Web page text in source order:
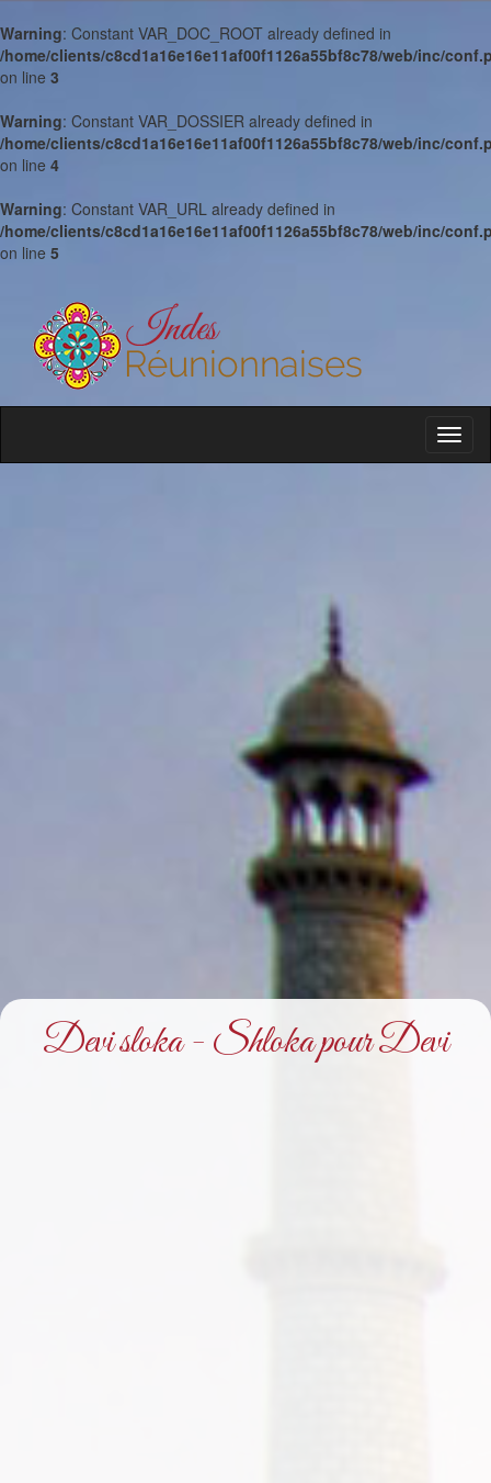
Warning: Constant VAR_DOC_ROOT already defined in
/home/clients/c8cd1a16e16e11af00f1126a55bf8c78/web/inc/
on line 3
Warning: Constant VAR_DOSSIER already defined in
/home/clients/c8cd1a16e16e11af00f1126a55bf8c78/web/inc/
on line 4
Warning: Constant VAR_URL already defined in
/home/clients/c8cd1a16e16e11af00f1126a55bf8c78/web/inc/
on line 5
Devi sloka - Shloka pour Devi